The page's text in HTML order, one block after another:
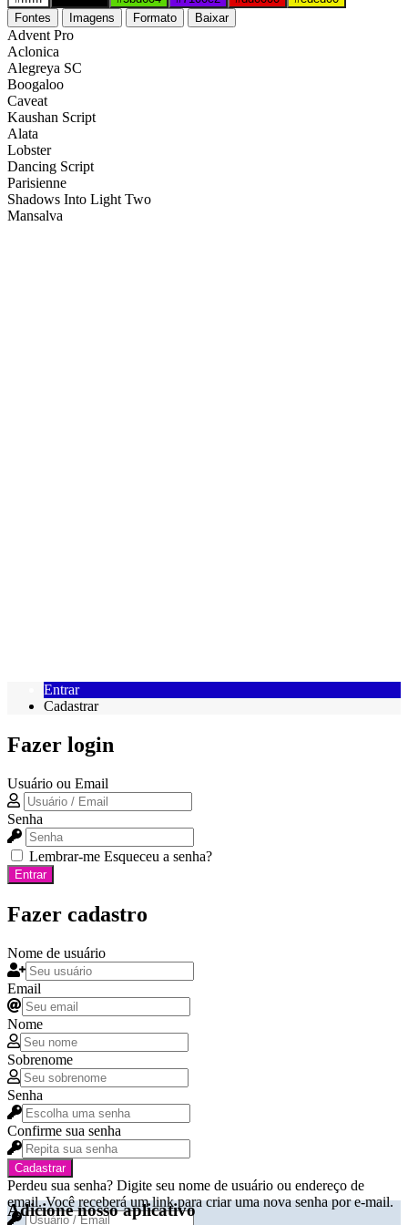
Fontes
Imagens Formato Baixar
Advent Pro
Aclonica
Alegreya SC
Boogaloo
Caveat
Kaushan Script
Alata
Lobster
Dancing Script
Parisienne
Shadows Into Light Two
Mansalva
Entrar
Cadastrar
Fazer login
Usuário ou Email
Senha
Lembrar-me Esqueceu a senha?
Entrar
Fazer cadastro
Nome de usuário
Email
Nome
Sobrenome
Senha
Confirme sua senha
Cadastrar
Perdeu sua senha? Digite seu nome de usuário ou endereço de
email. Você receberá um link para criar uma nova senha por e-mail.
Adicione nosso aplicativo